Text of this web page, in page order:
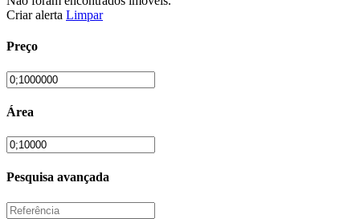
Criar alerta Limpar
Preço
Área
Pesquisa avançada